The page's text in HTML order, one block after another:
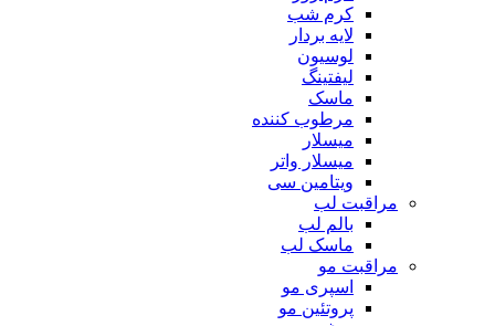
کرم شب
لایه بردار
لوسیون
لیفتینگ
ماسک
مرطوب کننده
میسلار
میسلار واتر
ویتامین سی
مراقبت لب
بالم لب
ماسک لب
مراقبت مو
اسپری مو
پروتئین مو